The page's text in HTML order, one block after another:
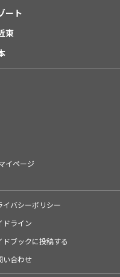
ート
東
イページ
イバシーポリシー
ドライン
ドブックに投稿する
い合わせ